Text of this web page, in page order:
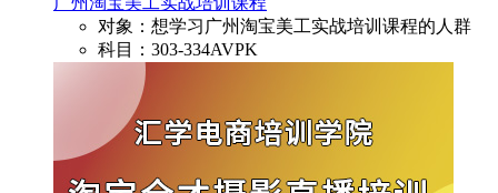
对象：想学习广州淘宝美工实战培训课程的人群
科目：303-334AVPK